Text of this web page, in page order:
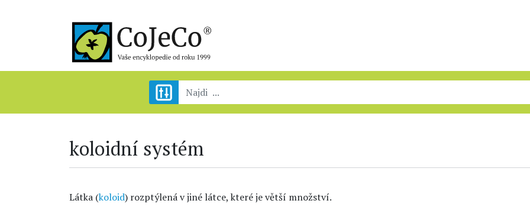
koloidní systém
Látka (koloid) rozptýlená v jiné látce, které je větší množství.